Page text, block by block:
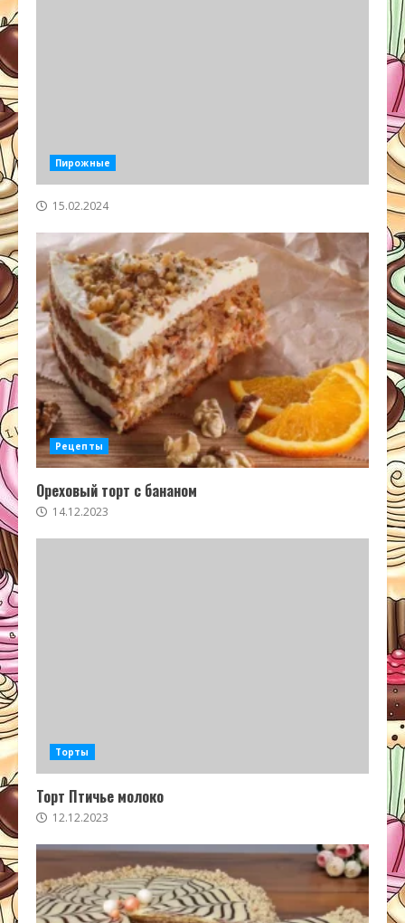
Пирожные
15.02.2024
Рецепты
Ореховый торт с бананом
14.12.2023
Торты
Торт Птичье молоко
12.12.2023